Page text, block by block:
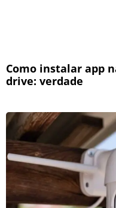
Como instalar app
drive: verdade